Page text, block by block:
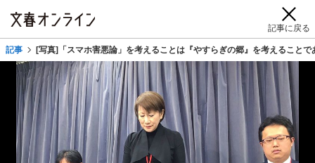
記事に戻る
記事 [写真]「スマホ害悪論」を考えることは『やすらぎの郷』を考えることで